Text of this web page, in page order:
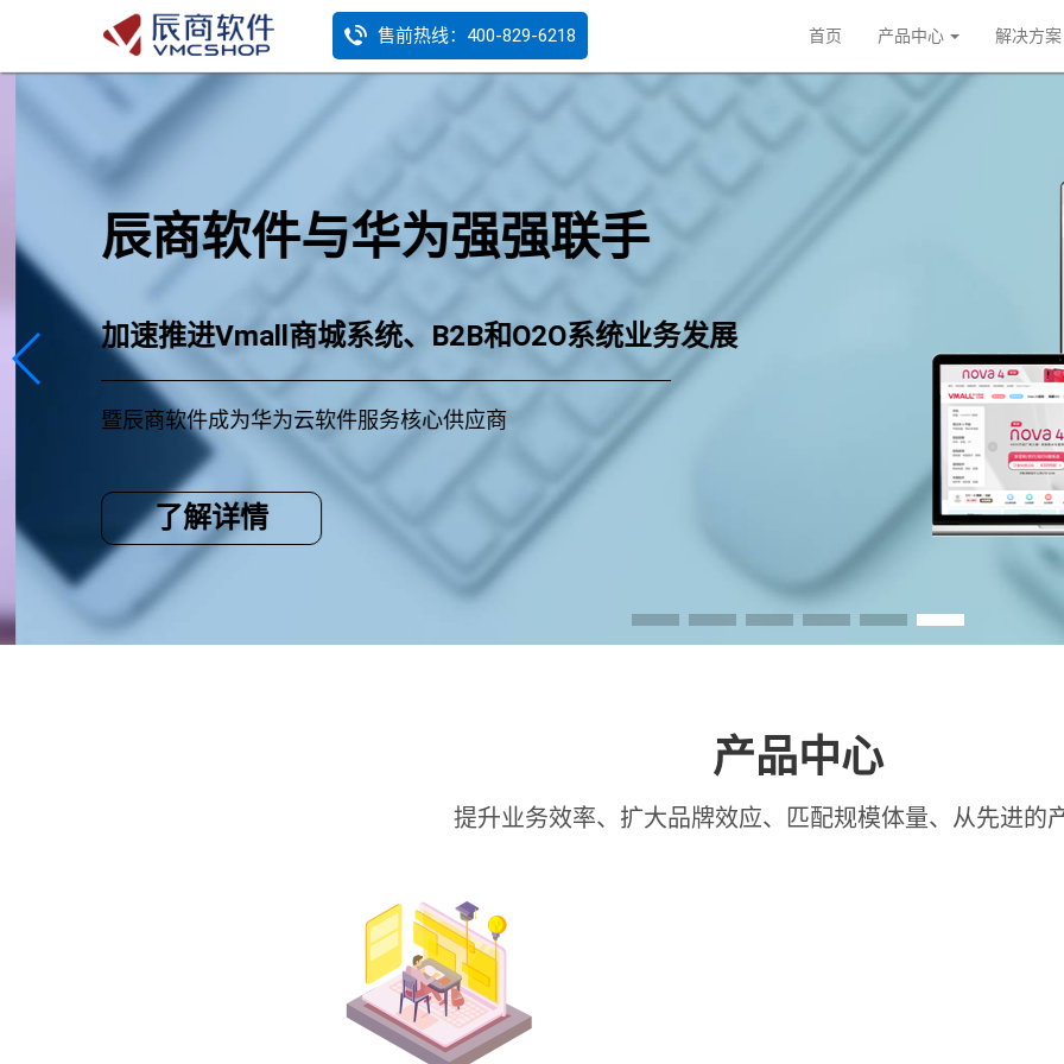
辰商软件
售前热线：400-829-6218 首页 产品中心 解决方案
辰商软件与华为强强联手
加速推进Vmall商城系统、B2B和O2O系统业务发展
暨辰商软件成为华为云软件服务核心供应商
了解详情
产品中心
提升业务效率、扩大品牌效应、匹配规模体量、从先进的